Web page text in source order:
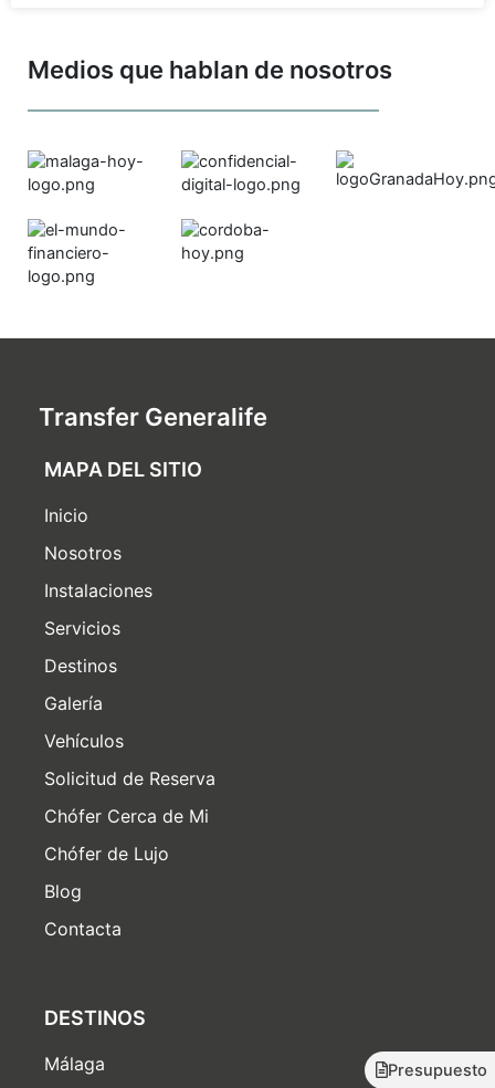
Medios que hablan de nosotros
Transfer Generalife
MAPA DEL SITIO
Inicio
Nosotros
Instalaciones
Servicios
Destinos
Galería
Vehículos
Solicitud de Reserva
Chófer Cerca de Mi
Chófer de Lujo
Blog
Contacta
DESTINOS
Málaga
Presupuesto